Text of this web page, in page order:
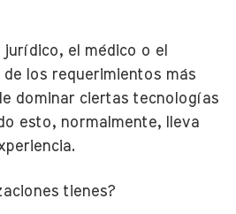
el médico o el
los requerimientos más
dominar ciertas tecnologías
esto, normalmente, lleva
tienes?